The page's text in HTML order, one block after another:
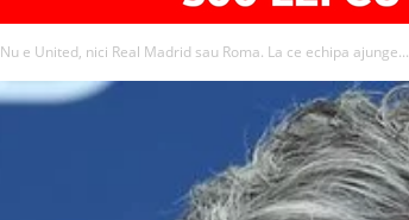
Nu e United, nici Real Madrid sau Roma. La ce echipa ajunge...